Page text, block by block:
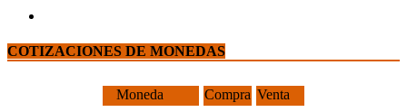
COTIZACIONES DE MONEDAS
Moneda Compra Venta